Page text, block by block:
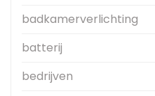
badkamerverlichting
batterij
bedrijven